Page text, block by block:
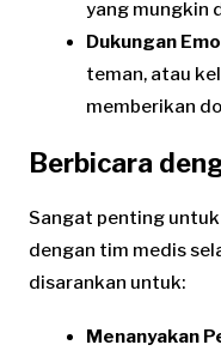
yang mungkin
Dukungan
teman, atau
memberikan
Berbicara
Sangat penting
dengan tim medis
disarankan untuk:
Menanyakan